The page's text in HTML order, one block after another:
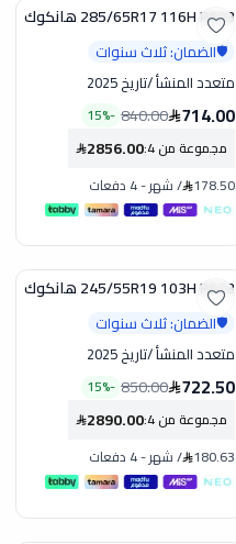
تخفيض 285/65R17 116H RA33 هانكوك
🛡️الضمان: ثلاث سنوات
متعدد المنشأ/تاريخ 2025
714.00
840.00
-
15%
مجموعة من 4 :
2856.00
178.50
/شهر-4 دفعات
تخفيض 245/55R19 103H RA33 هانكوك
🛡️الضمان: ثلاث سنوات
متعدد المنشأ/تاريخ 2025
722.50
850.00
-
15%
مجموعة من 4 :
2890.00
180.63
/شهر-4 دفعات